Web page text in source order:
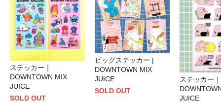
ステッカー｜
DOWNTOWN MIX
JUICE
SOLD OUT
ビッグステッカー |
DOWNTOWN MIX
JUICE
SOLD OUT
ステッカー｜
JUICE